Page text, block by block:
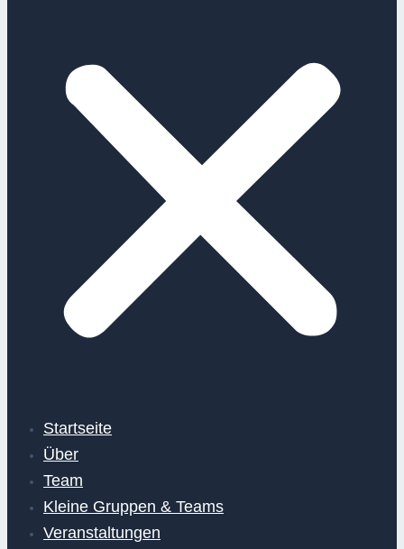
Startseite
Über
Team
Kleine Gruppen & Teams
Veranstaltungen